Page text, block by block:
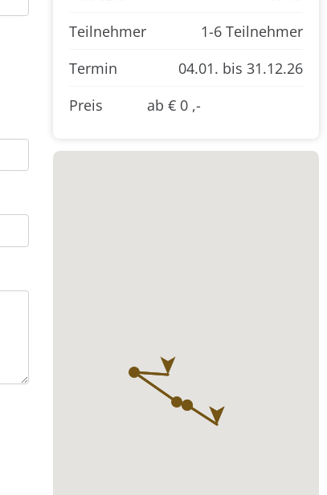
Teilnehmer
Termin
Preis
1-6 Teilnehmer
04.01. bis 31.12.26
ab € 0 ,-